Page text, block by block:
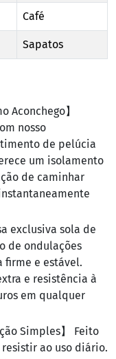
Café
Sapatos
Aconchego】
nosso
de pelúcia
um isolamento
de caminhar
exclusiva sola de
de ondulações
firme e estável.
e resistência à
em qualquer
Simples】 Feito
ao uso diário.